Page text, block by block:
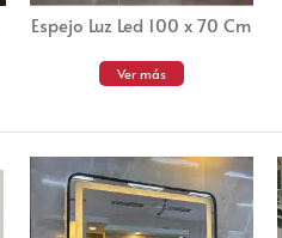
Espejo Luz Led 100 x 70 Cm
Ver más